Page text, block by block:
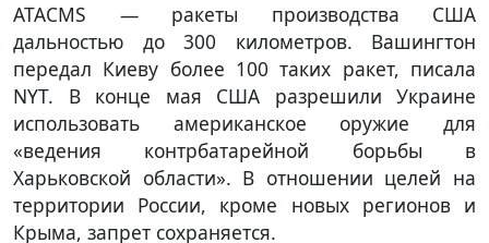
ATACMS — ракеты производства США
дальностью до 300 километров. Вашингтон
передал Киеву более 100 таких ракет, писала
NYT. В конце мая США разрешили Украине
использовать американское оружие для
«ведения контрбатарейной борьбы в
Харьковской области». В отношении целей на
территории России, кроме новых регионов и
Крыма, запрет сохраняется.